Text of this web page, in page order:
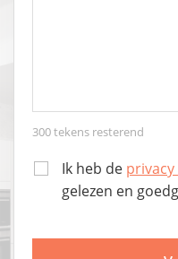
300tekens resterend
Ik heb de
gelezen en